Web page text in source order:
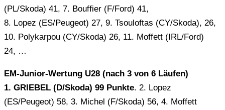
(PL/Skoda) 41, 7. Bouffier (F/Ford) 41,
8. Lopez (ES/Peugeot) 27, 9. Tsouloftas (CY/Skoda), 26,
10. Polykarpou (CY/Skoda) 26, 11. Moffett (IRL/Ford)
24, …
EM-Junior-Wertung U28 (nach 3 von 6 Läufen)
1. GRIEBEL (D/Skoda) 99 Punkte. 2. Lopez
(ES/Peugeot) 58, 3. Michel (F/Skoda) 56, 4. Moffett